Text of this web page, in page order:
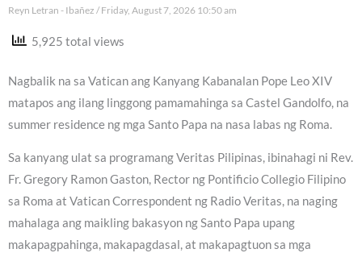
Reyn Letran - Ibañez Friday, August 7, 2026 10:50 am
5,925 total views
Nagbalik na sa Vatican ang Kanyang Kabanalan Pope Leo XIV
matapos ang ilang linggong pamamahinga sa Castel Gandolfo, na
summer residence ng mga Santo Papa na nasa labas ng Roma.
Sa kanyang ulat sa programang Veritas Pilipinas, ibinahagi ni Rev.
Fr. Gregory Ramon Gaston, Rector ng Pontificio Collegio Filipino
sa Roma at Vatican Correspondent ng Radio Veritas, na naging
mahalaga ang maikling bakasyon ng Santo Papa upang
makapagpahinga, makapagdasal, at makapagtuon sa mga